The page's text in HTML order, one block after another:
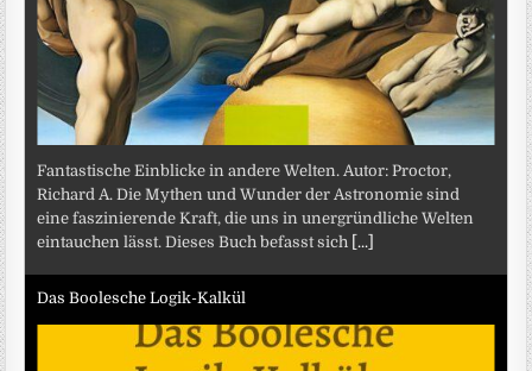
Fantastische Einblicke in andere Welten. Autor: Proctor,
Richard A. Die Mythen und Wunder der Astronomie sind
eine faszinierende Kraft, die uns in unergründliche Welten
eintauchen lässt. Dieses Buch befasst sich [...]
Das Boolesche Logik-Kalkül